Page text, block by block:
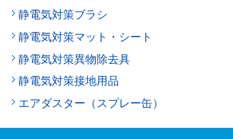
静電気対策ブラシ
静電気対策マット・シート
静電気対策異物除去具
静電気対策接地用品
エアダスター（スプレー缶）